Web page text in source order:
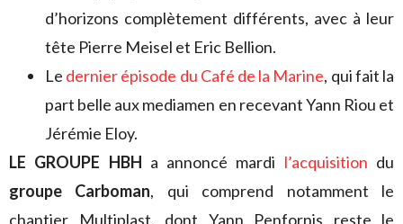
d’horizons complètement différents, avec à leur
tête Pierre Meisel et Eric Bellion.
Le dernier épisode du Café de la Marine, qui fait la
part belle aux mediamen en recevant Yann Riou et
Jérémie Eloy.
LE GROUPE HBH a annoncé mardi l’acquisition du
groupe Carboman, qui comprend notamment le
chantier Multiplast, dont Yann Penfornis reste le